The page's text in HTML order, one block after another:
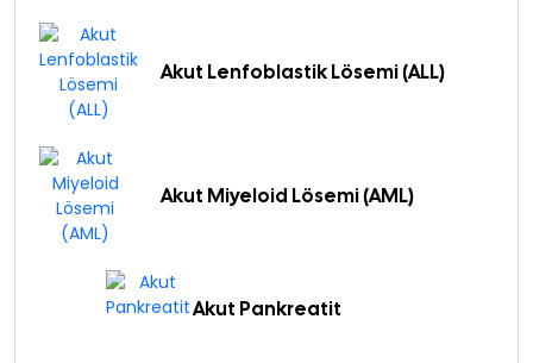
Akut Lenfoblastik Lösemi (ALL)
Akut Miyeloid Lösemi (AML)
Akut Pankreatit